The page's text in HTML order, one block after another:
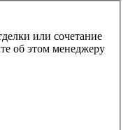
или сочетание
об этом менеджеру